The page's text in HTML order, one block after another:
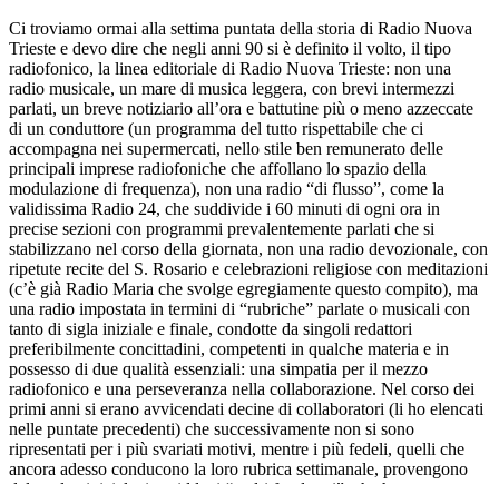
Ci troviamo ormai alla settima puntata della storia di Radio Nuova
Trieste e devo dire che negli anni 90 si è definito il volto, il tipo
radiofonico, la linea editoriale di Radio Nuova Trieste: non una
radio musicale, un mare di musica leggera, con brevi intermezzi
parlati, un breve notiziario all’ora e battutine più o meno azzeccate
di un conduttore (un programma del tutto rispettabile che ci
accompagna nei supermercati, nello stile ben remunerato delle
principali imprese radiofoniche che affollano lo spazio della
modulazione di frequenza), non una radio “di flusso”, come la
validissima Radio 24, che suddivide i 60 minuti di ogni ora in
precise sezioni con programmi prevalentemente parlati che si
stabilizzano nel corso della giornata, non una radio devozionale, con
ripetute recite del S. Rosario e celebrazioni religiose con meditazioni
(c’è già Radio Maria che svolge egregiamente questo compito), ma
una radio impostata in termini di “rubriche” parlate o musicali con
tanto di sigla iniziale e finale, condotte da singoli redattori
preferibilmente concittadini, competenti in qualche materia e in
possesso di due qualità essenziali: una simpatia per il mezzo
radiofonico e una perseveranza nella collaborazione. Nel corso dei
primi anni si erano avvicendati decine di collaboratori (li ho elencati
nelle puntate precedenti) che successivamente non si sono
ripresentati per i più svariati motivi, mentre i più fedeli, quelli che
ancora adesso conducono la loro rubrica settimanale, provengono